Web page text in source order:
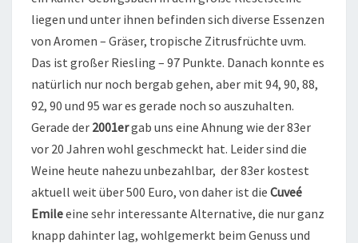
liegen und unter ihnen befinden sich diverse Essenzen
von Aromen – Gräser, tropische Zitrusfrüchte uvm.
Das ist großer Riesling – 97 Punkte. Danach konnte es
natürlich nur noch bergab gehen, aber mit 94, 90, 88,
92, 90 und 95 war es gerade noch so auszuhalten.
Gerade der 2001ergab uns eine Ahnung wie der 83er
vor 20 Jahren wohl geschmeckt hat. Leider sind die
Weine heute nahezu unbezahlbar, der 83er kostest
aktuell weit über 500 Euro, von daher ist die Cuveé
Emileeine sehr interessante Alternative, die nur ganz
knapp dahinter lag, wohlgemerkt beim Genuss und